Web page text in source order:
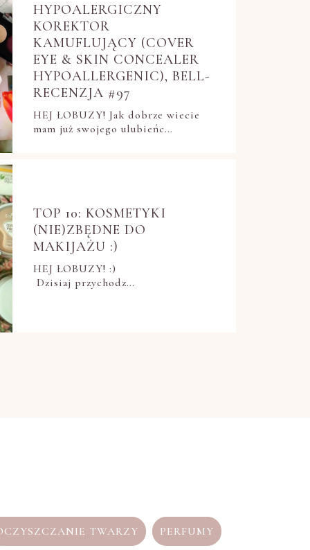
HYPOALERGICZNY
KOREKTOR
KAMUFLUJĄCY (COVER
EYE & SKIN CONCEALER
HYPOALLERGENIC), BELL-
RECENZJA #97
HEJ ŁOBUZY! Jak dobrze wiecie
mam już swojego ulubieńc…
TOP 10: KOSMETYKI
(NIE)ZBĘDNE DO
MAKIJAŻU :)
HEJ ŁOBUZY! :)
Dzisiaj przychodz…
TWARZY PERFUMY